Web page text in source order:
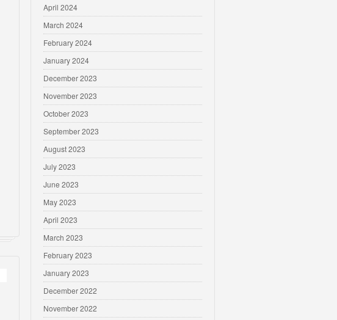
April 2024
March 2024
February 2024
January 2024
December 2023
November 2023
October 2023
September 2023
August 2023
July 2023
June 2023
May 2023
April 2023
March 2023
February 2023
January 2023
December 2022
November 2022